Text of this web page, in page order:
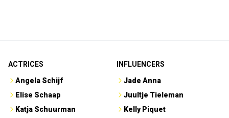
ACTRICES
Angela Schijf
Elise Schaap
Katja Schuurman
INFLUENCERS
Jade Anna
Juultje Tieleman
Kelly Piquet